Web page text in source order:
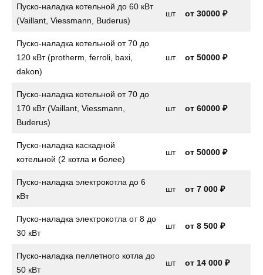
Пуско-наладка котельной до 60 кВт
(Vaillant, Viessmann, Buderus)
шт от 30000 ₽
Пуско-наладка котельной от 70 до
120 кВт (protherm, ferroli, baxi,
dakon)
шт от 50000 ₽
Пуско-наладка котельной от 70 до
170 кВт (Vaillant, Viessmann,
Buderus)
шт от 60000 ₽
Пуско-наладка каскадной
котельной (2 котла и более)
шт от 50000 ₽
Пуско-наладка электрокотла до 6
кВт
шт от 7 000 ₽
Пуско-наладка электрокотла от 8 до
30 кВт
шт от 8 500 ₽
Пуско-наладка пеллетного котла до
50 кВт
шт от 14 000 ₽